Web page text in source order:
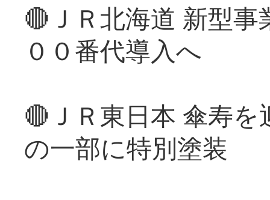
🔴ＪＲ北海道 新型
００番代導入へ
🔴ＪＲ東日本 傘寿
の一部に特別塗装